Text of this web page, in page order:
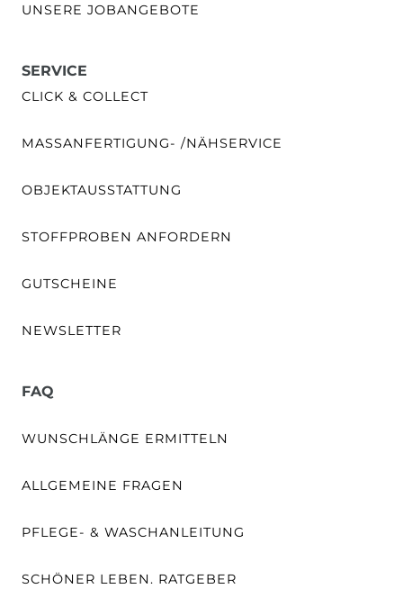
UNSERE JOBANGEBOTE
SERVICE
CLICK & COLLECT
MASSANFERTIGUNG- /NÄHSERVICE
OBJEKTAUSSTATTUNG
STOFFPROBEN ANFORDERN
GUTSCHEINE
NEWSLETTER
FAQ
WUNSCHLÄNGE ERMITTELN
ALLGEMEINE FRAGEN
PFLEGE- & WASCHANLEITUNG
SCHÖNER LEBEN. RATGEBER